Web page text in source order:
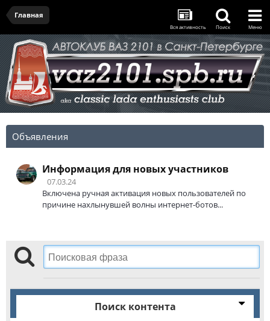
Главная
Вся активность Поиск Меню
Объявления
Информация для новых участников
07.03.24
Включена ручная активация новых пользователей по
причине нахлынувшей волны интернет-ботов...
Поиск контента